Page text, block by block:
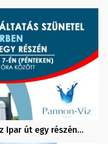
Ipar út egy részén…